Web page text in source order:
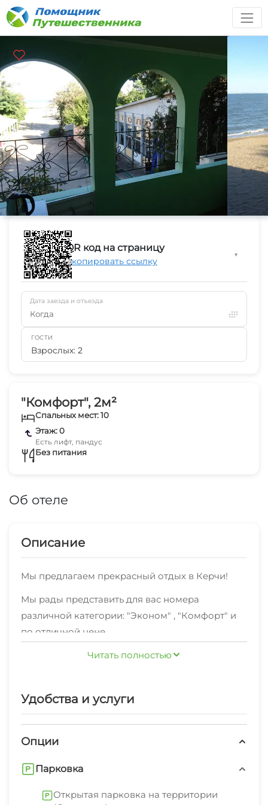
"Комфорт", 2м²
Спальных мест: 10
Этаж: 0
Есть лифт, пандус
Без питания
Об отеле
Описание
Мы предлагаем прекрасный отдых в Керчи!
Мы рады представить для вас номера
различной категории: "Эконом" , "Комфорт" и
по отличной цене
Хотите делиться яркими впечатлениями об
предоставляем удобную мебель, необходимую
дляполноценного отдыха.
Уборка производится по расписанию.
В пешей доступности пляж песчаный, центр,
Читать полностью
Удобства и услуги
Опции
Парковка
Открытая парковка на территории
QR код на страницу
Скопировать ссылку
▼
Дата заезда и отъезда
Когда
ГОСТИ
Взрослых: 2